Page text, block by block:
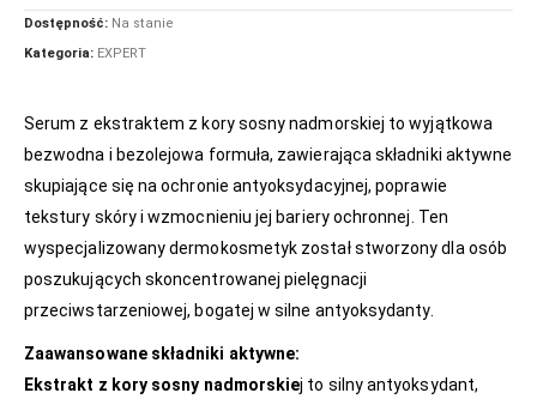
Dostępność: Na stanie
Kategoria: EXPERT
Serum z ekstraktem z kory sosny nadmorskiej to wyjątkowa
bezwodna i bezolejowa formuła, zawierająca składniki aktywne
skupiające się na ochronie antyoksydacyjnej, poprawie
tekstury skóry i wzmocnieniu jej bariery ochronnej. Ten
wyspecjalizowany dermokosmetyk został stworzony dla osób
poszukujących skoncentrowanej pielęgnacji
przeciwstarzeniowej, bogatej w silne antyoksydanty.
Zaawansowane składniki aktywne:
Ekstrakt z kory sosny nadmorskiej to silny antyoksydant,